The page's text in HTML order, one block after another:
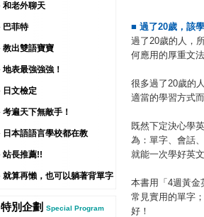
和老外聊天
巴菲特
教出雙語寶寶
地表最強強強！
日文檢定
考遍天下無敵手！
日本語語言學校都在教
站長推薦!!
就算再懶，也可以躺著背單字
特別企劃 Special Program
■ 過了20歲，該
過了20歲的人，
何應用的厚重文法
很多過了20歲的
適當的學習方式
既然下定決心學
為：單字、會話
就能一次學好英
本書用「4週黃金
常見實用的單字
好！